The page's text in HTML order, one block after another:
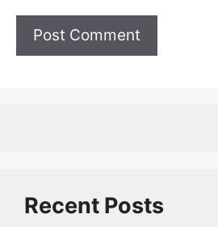
Recent Posts